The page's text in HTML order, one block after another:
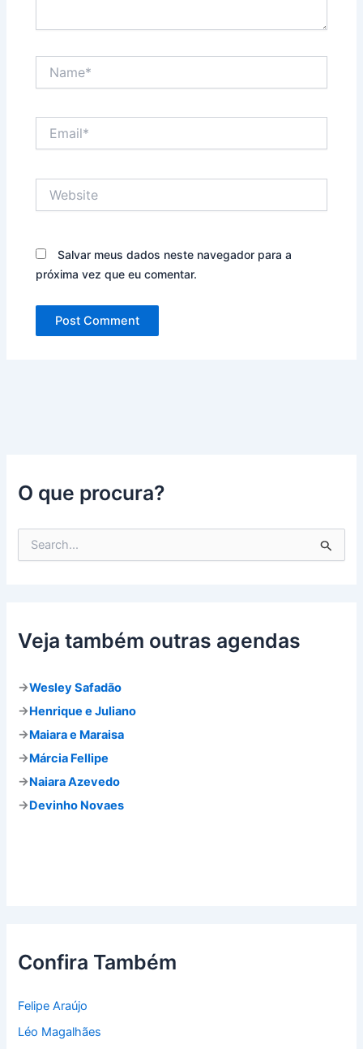
Salvar meus dados neste navegador para a
próxima vez que eu comentar.
O que procura?
s
a
p
r
Veja também outras agendas
→Wesley Safadão
→Henrique e Juliano
→Maiara e Maraisa
→Márcia Fellipe
→Naiara Azevedo
→Devinho Novaes
Confira Também
Felipe Araújo
Léo Magalhães